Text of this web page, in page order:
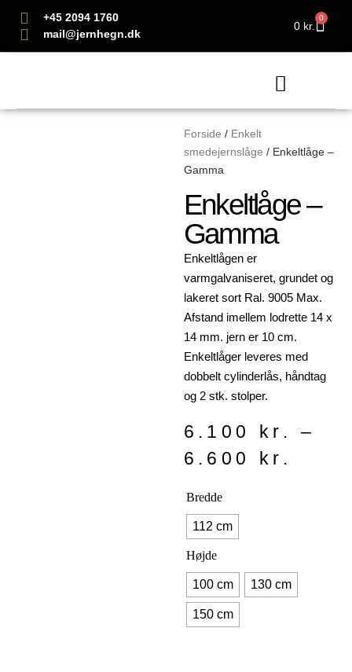
+45 2094 1760
mail@jernhegn.dk
0 kr.
0
Forside / Enkelt
smedejernslåge / Enkeltlåge –
Gamma
Enkeltlåge –
Gamma
Enkeltlågen er
varmgalvaniseret, grundet og
lakeret sort Ral. 9005 Max.
Afstand imellem lodrette 14 x
14 mm. jern er 10 cm.
Enkeltlåger leveres med
dobbelt cylinderlås, håndtag
og 2 stk. stolper.
6.100 kr.
–
6.600 kr.
Bredde
112 cm
Højde
100 cm 130 cm
150 cm